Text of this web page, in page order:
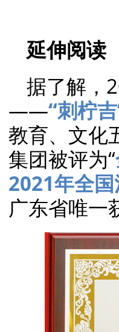
延伸阅读
据了解，
——“刺柠
教育、文化
集团被评为“
2021年全
广东省唯一